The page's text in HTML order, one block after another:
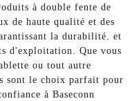
à double fente de
de haute qualité et des
la durabilité. et
d'exploitation. Que vous
ou tout autre
sont le choix parfait pour
à Baseconn